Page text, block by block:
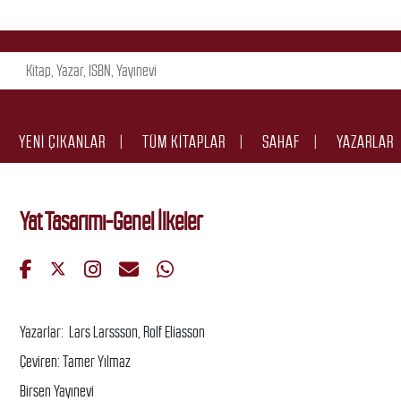
YENI ÇIKANLAR TÜM KITAPLAR SAHAF YAZARLAR
Yat Tasarımı-Genel İlkeler
Yazarlar: Lars Larssson, Rolf Eliasson
Çeviren: Tamer Yılmaz
Birsen Yayınevi